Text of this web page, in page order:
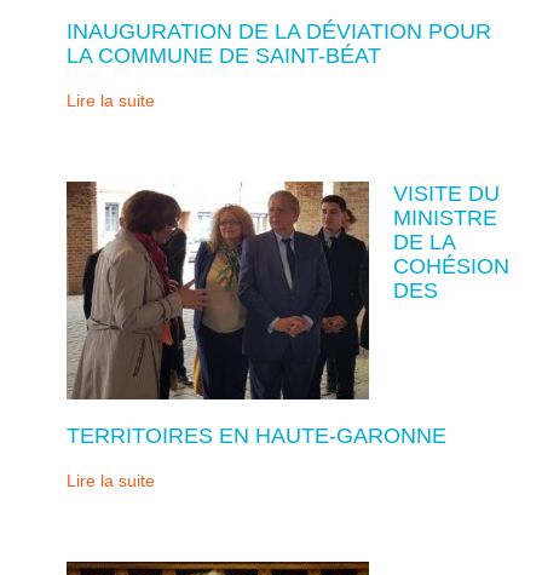
INAUGURATION DE LA DÉVIATION POUR
LA COMMUNE DE SAINT-BÉAT
Lire la suite
VISITE DU
MINISTRE
DE LA
COHÉSION
DES
TERRITOIRES EN HAUTE-GARONNE
Lire la suite